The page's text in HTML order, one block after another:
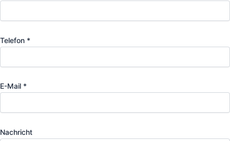
Telefon *
E-Mail *
Nachricht